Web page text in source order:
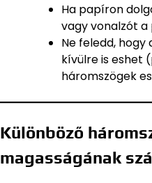
Ha papíron
vagy vonalzót a
Ne feledd, hogy
kívülre is eshet
háromszögek
Különböző
magasságának